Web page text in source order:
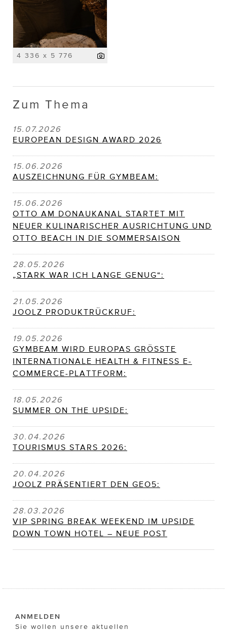
4 336 x 5 776
Zum Thema
15.07.2026
EUROPEAN DESIGN AWARD 2026
15.06.2026
AUSZEICHNUNG FÜR GYMBEAM:
15.06.2026
OTTO AM DONAUKANAL STARTET MIT
NEUER KULINARISCHER AUSRICHTUNG UND
OTTO BEACH IN DIE SOMMERSAISON
28.05.2026
„STARK WAR ICH LANGE GENUG“:
21.05.2026
JOOLZ PRODUKTRÜCKRUF:
19.05.2026
GYMBEAM WIRD EUROPAS GRÖSSTE
INTERNATIONALE HEALTH & FITNESS E-
COMMERCE-PLATTFORM:
18.05.2026
SUMMER ON THE UPSIDE:
30.04.2026
TOURISMUS STARS 2026:
20.04.2026
JOOLZ PRÄSENTIERT DEN GEO5:
28.03.2026
VIP SPRING BREAK WEEKEND IM UPSIDE
DOWN TOWN HOTEL – NEUE POST
ANMELDEN
Sie wollen unsere aktuellen